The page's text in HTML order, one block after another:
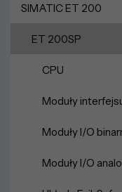
SIMATIC ET 200
ET 200SP
CPU
Moduły
Moduły I/O
Moduły I/O